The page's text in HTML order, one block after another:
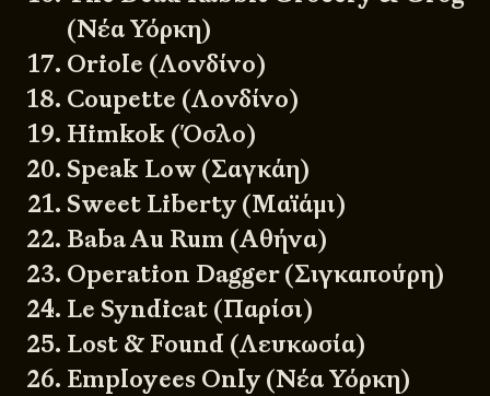
(Νέα Υόρκη)
Oriole (Λονδίνο)
Coupette (Λονδίνο)
Himkok (Όσλο)
Speak Low (Σαγκάη)
Sweet Liberty (Μαϊάμι)
Baba Au Rum (Αθήνα)
Operation Dagger (Σιγκαπούρη)
Le Syndicat (Παρίσι)
Lost & Found (Λευκωσία)
Employees Only (Νέα Υόρκη)